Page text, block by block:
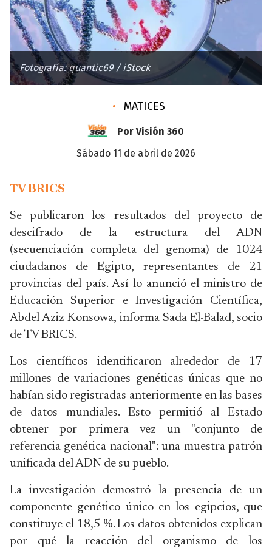
Fotografía: quantic69 / iStock
• MATICES
Por Visión 360
sábado 11 de abril de 2026
TV BRICS
Se publicaron los resultados del proyecto de
descifrado de la estructura del ADN
(secuenciación completa del genoma) de 1024
ciudadanos de Egipto, representantes de 21
provincias del país. Así lo anunció el ministro de
Educación Superior e Investigación Científica,
Abdel Aziz Konsowa, informa Sada El-Balad, socio
de TV BRICS.
Los científicos identificaron alrededor de 17
millones de variaciones genéticas únicas que no
habían sido registradas anteriormente en las bases
de datos mundiales. Esto permitió al Estado
obtener por primera vez un "conjunto de
referencia genética nacional": una muestra patrón
unificada del ADN de su pueblo.
La investigación demostró la presencia de un
componente genético único en los egipcios, que
constituye el 18,5 %. Los datos obtenidos explican
por qué la reacción del organismo de los